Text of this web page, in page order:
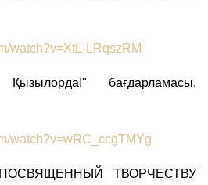
watch?v=XtL-LRqszRM
бағдарламасы.
watch?v=wRC_ccgTMYg
ТВОРЧЕСТВУ